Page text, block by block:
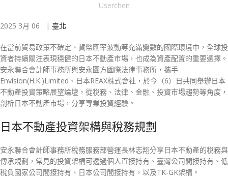
Userchen
2025 3月 06 | 臺北
在當前貿易政策不確定、貨幣匯率波動等充滿變數的國際環境中，全球投
資者持續關注表現穩健的日本不動產市場，也成為資產配置的重要選擇。
安永聯合會計師事務所與安永圓方國際法律事務所，攜手
Envision(H.K.)Limited、日本REAX株式會社，於今（6）日共同舉辦日本
不動產投資策略展望論壇，從稅務、法律、金融、投資市場趨勢等角度，
剖析日本不動產市場，分享專業投資經驗。
日本不動產投資架構與稅務規劃
安永聯合會計師事務所稅務服務部營運長林志翔分享日本不動產的稅務與
傳承規劃，常見的投資架構可透過個人直接持有、臺灣公司間接持有、低
稅負國家公司間接持有、日本公司間接持有，以及TK-GK架構。